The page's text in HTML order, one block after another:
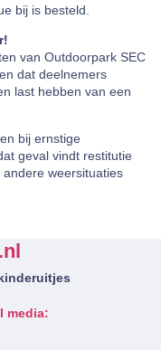
bij is besteld.
van Outdoorpark SEC
dat deelnemers
last hebben van een
bij ernstige
geval vindt restitutie
weersituaties
media: